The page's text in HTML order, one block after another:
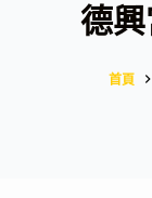
德
首頁